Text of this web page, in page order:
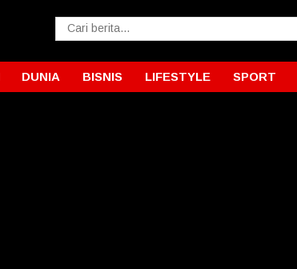
DUNIA BISNIS LIFESTYLE SPORT